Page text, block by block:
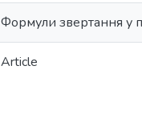
Формули звертання у
Article